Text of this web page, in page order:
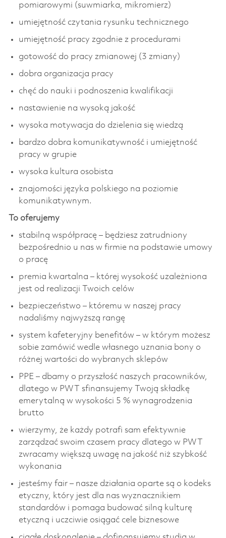
pomiarowymi (suwmiarka, mikromierz)
umiejętność czytania rysunku technicznego
umiejętność pracy zgodnie z procedurami
gotowość do pracy zmianowej (3 zmiany)
dobra organizacja pracy
chęć do nauki i podnoszenia kwalifikacji
nastawienie na wysoką jakość
wysoka motywacja do dzielenia się wiedzą
bardzo dobra komunikatywność i umiejętność
pracy w grupie
wysoka kultura osobista
znajomości języka polskiego na poziomie
komunikatywnym.
To oferujemy
stabilną współpracę – będziesz zatrudniony
bezpośrednio u nas w firmie na podstawie umowy
o pracę
premia kwartalna – której wysokość uzależniona
jest od realizacji Twoich celów
bezpieczeństwo – któremu w naszej pracy
nadaliśmy najwyższą rangę
system kafeteryjny benefitów – w którym możesz
sobie zamówić wedle własnego uznania bony o
różnej wartości do wybranych sklepów
PPE – dbamy o przyszłość naszych pracowników,
dlatego w PWT sfinansujemy Twoją składkę
emerytalną w wysokości 5 % wynagrodzenia
brutto
wierzymy, że każdy potrafi sam efektywnie
zarządzać swoim czasem pracy dlatego w PWT
zwracamy większą uwagę na jakość niż szybkość
wykonania
jesteśmy fair – nasze działania oparte są o kodeks
etyczny, który jest dla nas wyznacznikiem
standardów i pomaga budować silną kulturę
etyczną i uczciwie osiągać cele biznesowe